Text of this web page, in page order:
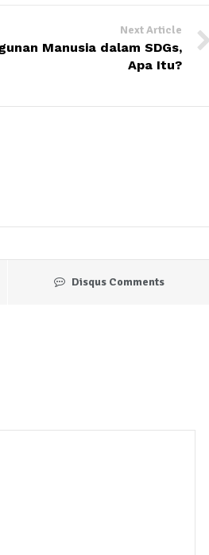
Next Article
Manusia dalam SDGs,
Apa Itu?
Disqus Comments